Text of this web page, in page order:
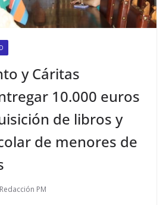
y Cáritas
10.000 euros
de libros y
de menores de
Redacción PM